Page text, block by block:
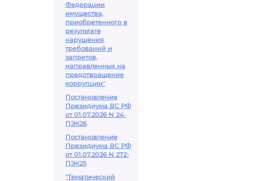
Федерации
имущества,
приобретенного в
результате
нарушения
требований и
запретов,
направленных на
предотвращение
коррупции"
Постановление
Президиума ВС РФ
от 01.07.2026 N 24-
ПЭК26
Постановление
Президиума ВС РФ
от 01.07.2026 N 272-
ПЭК25
"Тематический